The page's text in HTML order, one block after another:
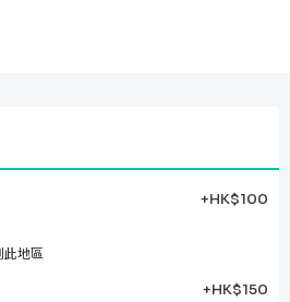
+HK$100
地區
+HK$150